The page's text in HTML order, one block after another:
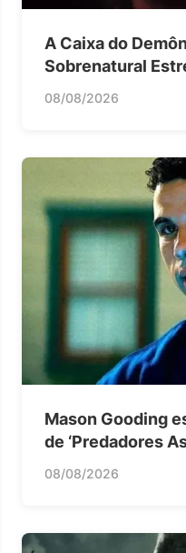
A Caixa do
Sobrenatural
08/08/2026
Mason Gooding
de ‘Predadores
08/08/2026